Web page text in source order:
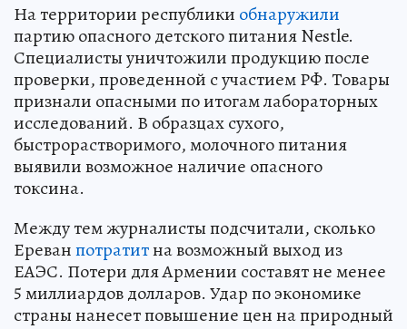
На территории республики обнаружили
партию опасного детского питания Nestle.
Специалисты уничтожили продукцию после
проверки, проведенной с участием РФ. Товары
признали опасными по итогам лабораторных
исследований. В образцах сухого,
быстрорастворимого, молочного питания
выявили возможное наличие опасного
токсина.
Между тем журналисты подсчитали, сколько
Ереванпотратитна возможный выход из
ЕАЭС. Потери для Армении составят не менее
5 миллиардов долларов. Удар по экономике
страны нанесет повышение цен на природный